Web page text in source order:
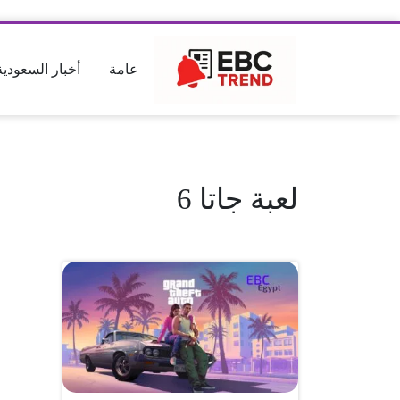
عامة أخبار
لعبة جاتا 6